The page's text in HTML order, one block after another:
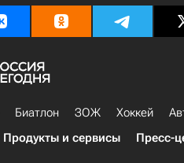
Биатлон ЗОЖ Хоккей
Продукты и сервисы Пресс-